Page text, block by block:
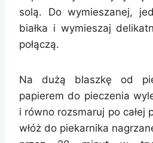
solą. Do wymieszanej,
białka i wymieszaj
połączą.
Na dużą blaszkę od
papierem do pieczenia
i równo rozsmaruj po całej
włóż do piekarnika